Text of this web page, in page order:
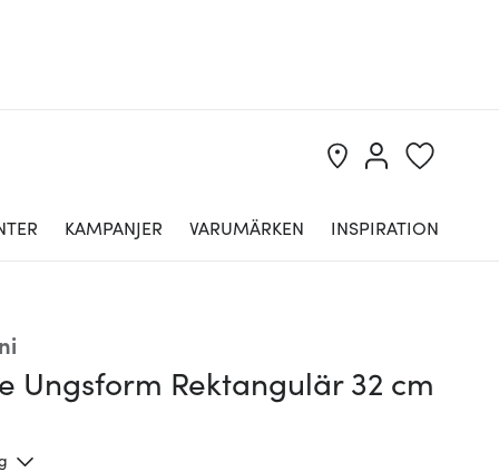
KAMPANJER VARUMÄRKEN INSPIRATION
Ungsform Rektangulär 32 cm